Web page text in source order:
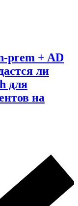
prem + AD
ли
для
на